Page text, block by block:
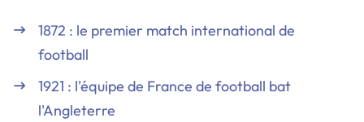
1872 : le premier match international de
football
1921 : l'équipe de France de football bat
l'Angleterre